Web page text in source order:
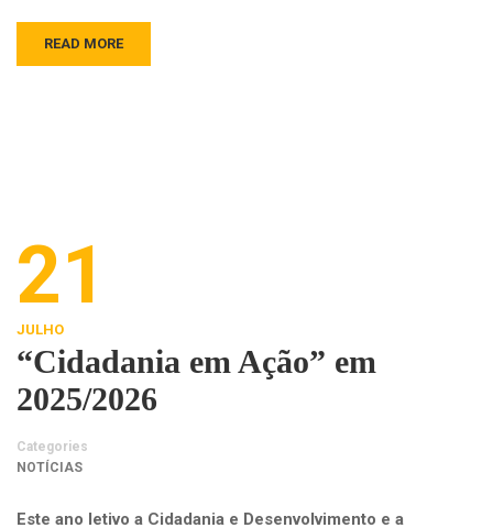
READ MORE
21
JULHO
“Cidadania em Ação” em
2025/2026
Categories
NOTÍCIAS
Este ano letivo a Cidadania e Desenvolvimento e a